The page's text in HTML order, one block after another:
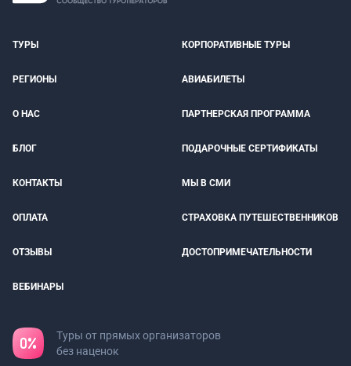
ТУРЫ КОРПОРАТИВНЫЕ ТУРЫ
РЕГИОНЫ АВИАБИЛЕТЫ
О НАС ПАРТНЕРСКАЯ ПРОГРАММА
БЛОГ ПОДАРОЧНЫЕ СЕРТИФИКАТЫ
КОНТАКТЫ МЫ В СМИ
ОПЛАТА СТРАХОВКА ПУТЕШЕСТВЕННИКОВ
ОТЗЫВЫ ДОСТОПРИМЕЧАТЕЛЬНОСТИ
ВЕБИНАРЫ
Туры от прямых организаторов
без наценок